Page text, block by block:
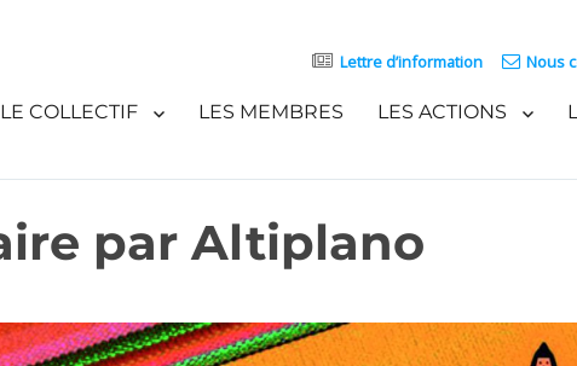
Lettre d’information Nous
LE COLLECTIF LES MEMBRES LES ACTIONS
par Altiplano